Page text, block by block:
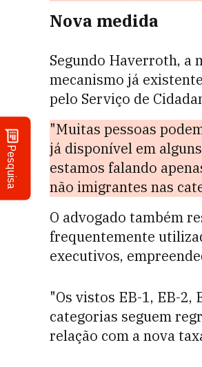
Pesquisa
Nova medida
Segundo Haverroth, a
mecanismo já
pelo Serviço de
"Muitas pessoas
já disponível em
estamos falando
não imigrantes nas
O advogado também
frequentemente
executivos,
"Os vistos EB-1, EB-2,
categorias seguem
relação com a nova